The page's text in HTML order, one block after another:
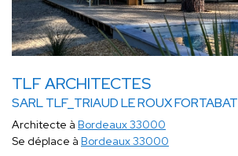
TLF ARCHITECTES
SARL TLF_TRIAUD LE ROUX FORTABAT
Architecte à Bordeaux 33000
Se déplace à Bordeaux 33000